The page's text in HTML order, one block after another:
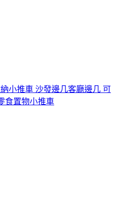
小推車 沙發邊几客廳邊几 可
食置物小推車